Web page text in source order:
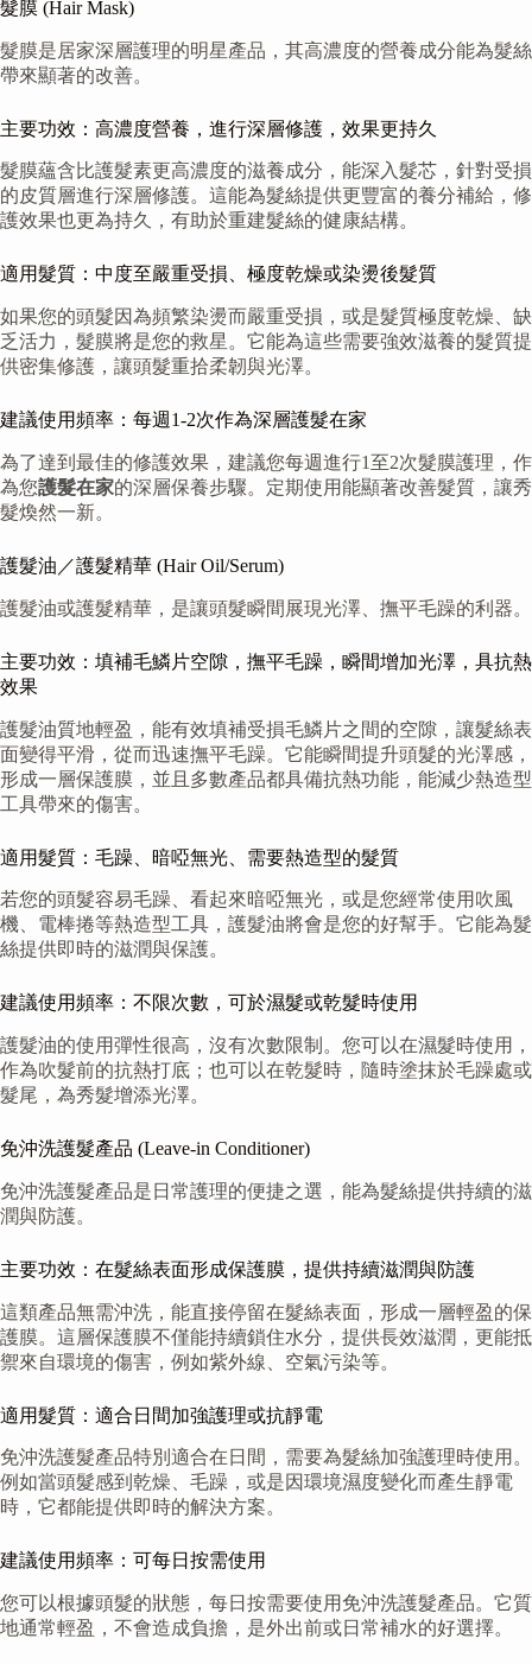
髮膜 (Hair Mask)
髮膜是居家深層護理的明星產品，其高濃度的營養成分能為髮絲
帶來顯著的改善。
主要功效：高濃度營養，進行深層修護，效果更持久
髮膜蘊含比護髮素更高濃度的滋養成分，能深入髮芯，針對受損
的皮質層進行深層修護。這能為髮絲提供更豐富的養分補給，修
護效果也更為持久，有助於重建髮絲的健康結構。
適用髮質：中度至嚴重受損、極度乾燥或染燙後髮質
如果您的頭髮因為頻繁染燙而嚴重受損，或是髮質極度乾燥、缺
乏活力，髮膜將是您的救星。它能為這些需要強效滋養的髮質提
供密集修護，讓頭髮重拾柔韌與光澤。
建議使用頻率：每週1-2次作為深層護髮在家
為了達到最佳的修護效果，建議您每週進行1至2次髮膜護理，作
為您護髮在家的深層保養步驟。定期使用能顯著改善髮質，讓秀
髮煥然一新。
護髮油／護髮精華 (Hair Oil/Serum)
護髮油或護髮精華，是讓頭髮瞬間展現光澤、撫平毛躁的利器。
主要功效：填補毛鱗片空隙，撫平毛躁，瞬間增加光澤，具抗熱
效果
護髮油質地輕盈，能有效填補受損毛鱗片之間的空隙，讓髮絲表
面變得平滑，從而迅速撫平毛躁。它能瞬間提升頭髮的光澤感，
形成一層保護膜，並且多數產品都具備抗熱功能，能減少熱造型
工具帶來的傷害。
適用髮質：毛躁、暗啞無光、需要熱造型的髮質
若您的頭髮容易毛躁、看起來暗啞無光，或是您經常使用吹風
機、電棒捲等熱造型工具，護髮油將會是您的好幫手。它能為髮
絲提供即時的滋潤與保護。
建議使用頻率：不限次數，可於濕髮或乾髮時使用
護髮油的使用彈性很高，沒有次數限制。您可以在濕髮時使用，
作為吹髮前的抗熱打底；也可以在乾髮時，隨時塗抹於毛躁處或
髮尾，為秀髮增添光澤。
免沖洗護髮產品 (Leave-in Conditioner)
免沖洗護髮產品是日常護理的便捷之選，能為髮絲提供持續的滋
潤與防護。
主要功效：在髮絲表面形成保護膜，提供持續滋潤與防護
這類產品無需沖洗，能直接停留在髮絲表面，形成一層輕盈的保
護膜。這層保護膜不僅能持續鎖住水分，提供長效滋潤，更能抵
禦來自環境的傷害，例如紫外線、空氣污染等。
適用髮質：適合日間加強護理或抗靜電
免沖洗護髮產品特別適合在日間，需要為髮絲加強護理時使用。
例如當頭髮感到乾燥、毛躁，或是因環境濕度變化而產生靜電
時，它都能提供即時的解決方案。
建議使用頻率：可每日按需使用
您可以根據頭髮的狀態，每日按需要使用免沖洗護髮產品。它質
地通常輕盈，不會造成負擔，是外出前或日常補水的好選擇。